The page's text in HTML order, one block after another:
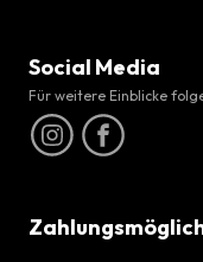
Social Media
Für weitere Einblicke